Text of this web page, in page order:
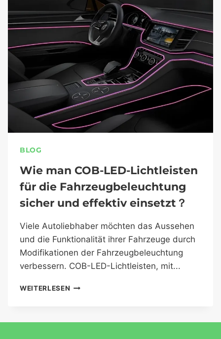
BLOG
Wie man COB-LED-Lichtleisten
für die Fahrzeugbeleuchtung
sicher und effektiv einsetzt？
Viele Autoliebhaber möchten das Aussehen
und die Funktionalität ihrer Fahrzeuge durch
Modifikationen der Fahrzeugbeleuchtung
verbessern. COB-LED-Lichtleisten, mit...
WEITERLESEN